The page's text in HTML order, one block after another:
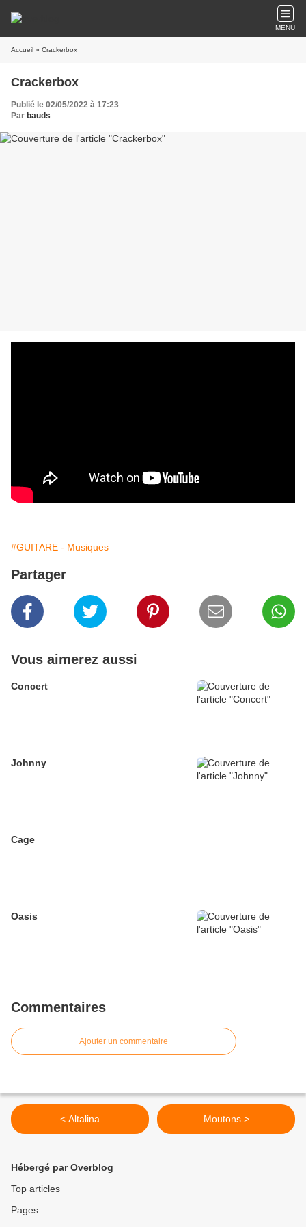
MENU
Accueil » Crackerbox
Crackerbox
Publié le 02/05/2022 à 17:23
Par bauds
#GUITARE - Musiques
Partager
Vous aimerez aussi
Concert
Johnny
Cage
Oasis
Commentaires
Ajouter un commentaire
< Altalina Moutons >
Hébergé par Overblog
Top articles
Pages